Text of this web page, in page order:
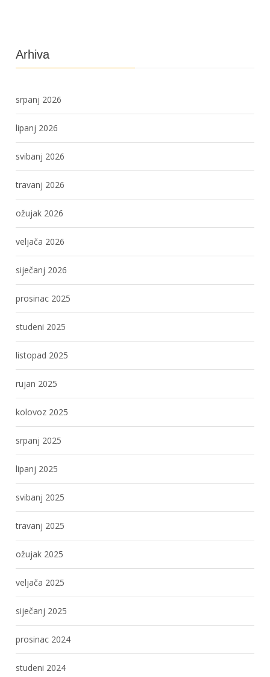
Arhiva
srpanj 2026
lipanj 2026
svibanj 2026
travanj 2026
ožujak 2026
veljača 2026
siječanj 2026
prosinac 2025
studeni 2025
listopad 2025
rujan 2025
kolovoz 2025
srpanj 2025
lipanj 2025
svibanj 2025
travanj 2025
ožujak 2025
veljača 2025
siječanj 2025
prosinac 2024
studeni 2024